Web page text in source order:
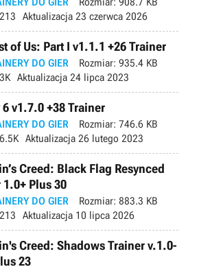
213 Aktualizacja 23 czerwca 2026
of Us: Part I v1.1.1 +26 Trainer
DO GIER Rozmiar: 935.4 KB
3K Aktualizacja 24 lipca 2023
6 v1.7.0 +38 Trainer
DO GIER Rozmiar: 746.6 KB
6.5K Aktualizacja 26 lutego 2023
Creed: Black Flag Resynced
Plus 30
DO GIER Rozmiar: 883.3 KB
213 Aktualizacja 10 lipca 2026
Creed: Shadows Trainer v.1.0-
23